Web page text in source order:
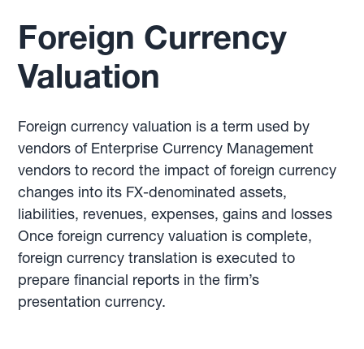
Foreign Currency
Valuation
Foreign currency valuation is a term used by
vendors of Enterprise Currency Management
vendors to record the impact of foreign currency
changes into its FX-denominated assets,
liabilities, revenues, expenses, gains and losses
Once foreign currency valuation is complete,
foreign currency translation is executed to
prepare financial reports in the firm’s
presentation currency.